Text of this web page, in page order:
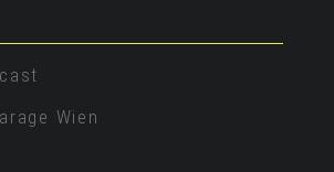
Wien